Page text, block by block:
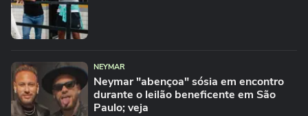
NEYMAR
Neymar "abençoa" sósia em encontro
durante o leilão beneficente em São
Paulo; veja